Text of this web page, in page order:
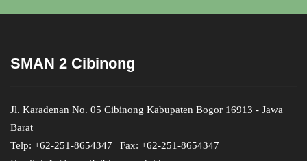
SMAN 2 Cibinong
Jl. Karadenan No. 05 Cibinong Kabupaten Bogor 16913 - Jawa
Barat
Telp: +62-251-8654347 | Fax: +62-251-8654347